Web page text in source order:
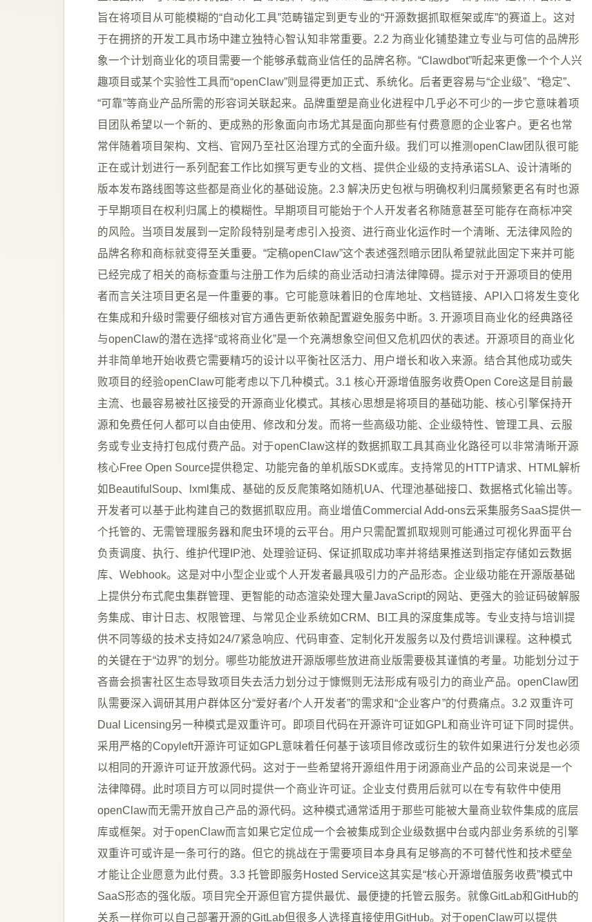
旨在将项目从可能模糊的“自动化工具”范畴锚定到更专业的“开源数据抓取框架或库”的赛道上。这对
于在拥挤的开发工具市场中建立独特心智认知非常重要。2.2 为商业化铺垫建立专业与可信的品牌形
象一个计划商业化的项目需要一个能够承载商业信任的品牌名称。“Clawdbot”听起来更像一个个人兴
趣项目或某个实验性工具而“openClaw”则显得更加正式、系统化。后者更容易与“企业级”、“稳定”、
“可靠”等商业产品所需的形容词关联起来。品牌重塑是商业化进程中几乎必不可少的一步它意味着项
目团队希望以一个新的、更成熟的形象面向市场尤其是面向那些有付费意愿的企业客户。更名也常
常伴随着项目架构、文档、官网乃至社区治理方式的全面升级。我们可以推测openClaw团队很可能
正在或计划进行一系列配套工作比如撰写更专业的文档、提供企业级的支持承诺SLA、设计清晰的
版本发布路线图等这些都是商业化的基础设施。2.3 解决历史包袱与明确权利归属频繁更名有时也源
于早期项目在权利归属上的模糊性。早期项目可能始于个人开发者名称随意甚至可能存在商标冲突
的风险。当项目发展到一定阶段特别是考虑引入投资、进行商业化运作时一个清晰、无法律风险的
品牌名称和商标就变得至关重要。“定稿openClaw”这个表述强烈暗示团队希望就此固定下来并可能
已经完成了相关的商标查重与注册工作为后续的商业活动扫清法律障碍。提示对于开源项目的使用
者而言关注项目更名是一件重要的事。它可能意味着旧的仓库地址、文档链接、API入口将发生变化
在集成和升级时需要仔细核对官方通告更新依赖配置避免服务中断。3. 开源项目商业化的经典路径
与openClaw的潜在选择“或将商业化”是一个充满想象空间但又危机四伏的表述。开源项目的商业化
并非简单地开始收费它需要精巧的设计以平衡社区活力、用户增长和收入来源。结合其他成功或失
败项目的经验openClaw可能考虑以下几种模式。3.1 核心开源增值服务收费Open Core这是目前最
主流、也最容易被社区接受的开源商业化模式。其核心思想是将项目的基础功能、核心引擎保持开
源和免费任何人都可以自由使用、修改和分发。而将一些高级功能、企业级特性、管理工具、云服
务或专业支持打包成付费产品。对于openClaw这样的数据抓取工具其商业化路径可以非常清晰开源
核心Free Open Source提供稳定、功能完备的单机版SDK或库。支持常见的HTTP请求、HTML解析
如BeautifulSoup、lxml集成、基础的反反爬策略如随机UA、代理池基础接口、数据格式化输出等。
开发者可以基于此构建自己的数据抓取应用。商业增值Commercial Add-ons云采集服务SaaS提供一
个托管的、无需管理服务器和爬虫环境的云平台。用户只需配置抓取规则可能通过可视化界面平台
负责调度、执行、维护代理IP池、处理验证码、保证抓取成功率并将结果推送到指定存储如云数据
库、Webhook。这是对中小型企业或个人开发者最具吸引力的产品形态。企业级功能在开源版基础
上提供分布式爬虫集群管理、更智能的动态渲染处理大量JavaScript的网站、更强大的验证码破解服
务集成、审计日志、权限管理、与常见企业系统如CRM、BI工具的深度集成等。专业支持与培训提
供不同等级的技术支持如24/7紧急响应、代码审查、定制化开发服务以及付费培训课程。这种模式
的关键在于“边界”的划分。哪些功能放进开源版哪些放进商业版需要极其谨慎的考量。功能划分过于
吝啬会损害社区生态导致项目失去活力划分过于慷慨则无法形成有吸引力的商业产品。openClaw团
队需要深入调研其用户群体区分“爱好者/个人开发者”的需求和“企业客户”的付费痛点。3.2 双重许可
Dual Licensing另一种模式是双重许可。即项目代码在开源许可证如GPL和商业许可证下同时提供。
采用严格的Copyleft开源许可证如GPL意味着任何基于该项目修改或衍生的软件如果进行分发也必须
以相同的开源许可证开放源代码。这对于一些希望将开源组件用于闭源商业产品的公司来说是一个
法律障碍。此时项目方可以同时提供一个商业许可证。企业支付费用后就可以在专有软件中使用
openClaw而无需开放自己产品的源代码。这种模式通常适用于那些可能被大量商业软件集成的底层
库或框架。对于openClaw而言如果它定位成一个会被集成到企业级数据中台或内部业务系统的引擎
双重许可或许是一条可行的路。但它的挑战在于需要项目本身具有足够高的不可替代性和技术壁垒
才能让企业愿意为此付费。3.3 托管即服务Hosted Service这其实是“核心开源增值服务收费”模式中
SaaS形态的强化版。项目完全开源但官方提供最优、最便捷的托管云服务。就像GitLab和GitHub的
关系一样你可以自己部署开源的GitLab但很多人选择直接使用GitHub。对于openClaw可以提供